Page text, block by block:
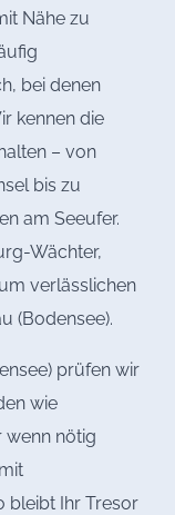
Nähe zu
bei denen
kennen die
– von
bis zu
am Seeufer.
Wächter,
verlässlichen
(Bodensee).
prüfen wir
wie
wenn nötig
bleibt Ihr Tresor